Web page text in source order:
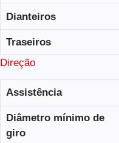
Dianteiros
Traseiros
Direção
Assistência
Diâmetro mínimo de
giro